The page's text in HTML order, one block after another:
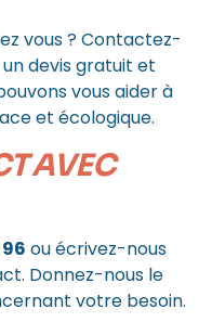
vous ? Contactez-
un devis gratuit et
vous aider à
et écologique.
AVEC
96 ou écrivez-nous
Donnez-nous le
votre besoin.